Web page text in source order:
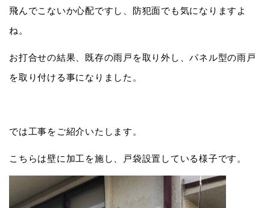
飛んでこないか心配ですし、防犯面でも気になりますよ
ね。
お打合せの結果、既存の雨戸を取り外し、パネル型の雨戸
を取り付ける事になりました。
では工事をご紹介いたします。
こちらは壁に加工を施し、戸袋設置している様子です。